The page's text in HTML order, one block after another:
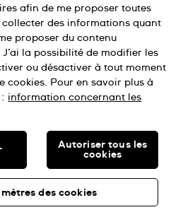
de confidentialité
concernant les cookies
Mentions légales
SWISS MADE
RIGHTS RESERVED: SWISS WATCHES
afin de me proposer toutes
des informations quant
proposer du contenu
la possibilité de modifier les
ou désactiver à tout moment
cookies. Pour en savoir plus à
information concernant les
des cookies
Autoriser tous les
cookies